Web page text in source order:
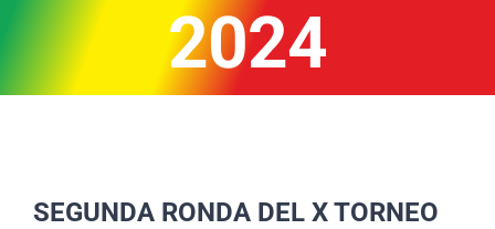
2024
SEGUNDA RONDA DEL X TORNEO